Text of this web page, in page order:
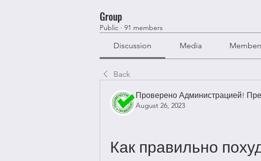
Group
Public · 91 members
Discussion Media
Back
Проверено Администрацией!
August 26, 2023
Как правильно